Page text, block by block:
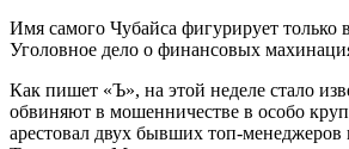
Имя самого Чубайса фигурирует только
Уголовное дело о финансовых
Как пишет «Ъ», на этой неделе стало
обвиняют в мошенничестве в особо
арестовал двух бывших топ-